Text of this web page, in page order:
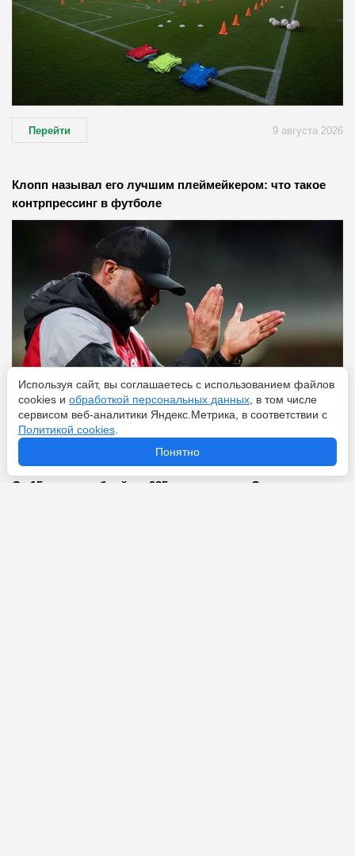
Перейти 9 августа 2026
Клопп называл его лучшим плеймейкером: что такое
контрпрессинг в футболе
Перейти
От 15 тысяч рублей до 285 миллионов у Семака: какая
Используя сайт, вы соглашаетесь с использованием файлов
cookies и обработкой персональных данных , в том числе
сервисом веб-аналитики Яндекс.Метрика, в соответствии с
Политикой cookies
Понятно